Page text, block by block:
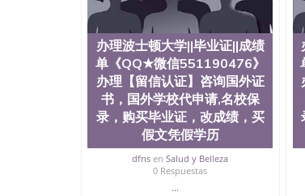
University）圣何塞州立大学成绩单
State University）圣何塞州立大学（
University）圣何塞州立大学（ San
圣何塞州立大学文凭（San Jose
圣何塞州立大学文凭（San Jose
塞州立大学学历（San Jose State
大学学历（San Jose State
（San Jose State University）圣何
State University）圣何塞州立大学学
State University）圣何塞州立大学学
University）圣何塞州立大学（San
何塞州立大学（San Jose State
立大学学位证（San Jose State
办理波士顿大学||毕业证||成绩
单《QQ★微信551190476》
办理【留信认证】咨询国外证
书，国外学校代申请,名校保
录，购买毕业证，改成绩，买
假文凭假学历
dfns enSalud y Belleza
0 Respuestas
...